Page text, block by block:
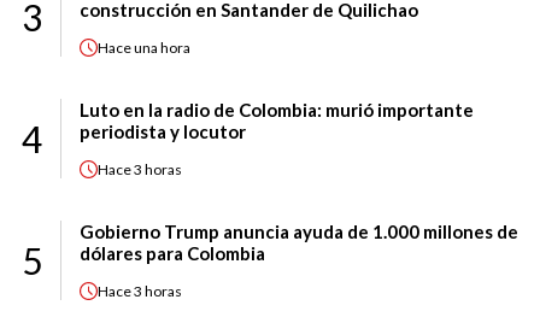
3
construcción en Santander de Quilichao
Haceuna hora
4
Luto en la radio de Colombia: murió importante
periodista y locutor
Hace3 horas
5
Gobierno Trump anuncia ayuda de 1.000 millones de
dólares para Colombia
Hace3 horas